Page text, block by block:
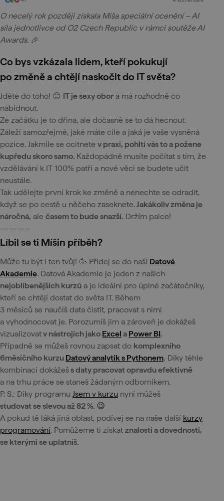
O necelý rok později získala Míša speciální ocenění – AI
síla jednotlivce od O2 Czech Republic v rámci soutěže AI
Awards. 🎉
Co bys vzkázala lidem, kteří pokukují
po změně a chtějí naskočit do IT světa?
Jděte do toho! 😊 IT je sexy obor a má rozhodně co
nabídnout.
Ze začátku je to dřina, ale dočasně se to dá hecnout.
Záleží samozřejmě, jaké máte cíle a jaká je vaše vysněná
pozice. Jakmile se ocitnete v praxi, pohltí vás to a požene
kupředu skoro samo. Každopádně musíte počítat s tím, že
vzdělávání k IT 100% patří a nové věci se budete učit
neustále.
Tak udělejte první krok ke změně a nenechte se odradit,
když se po cestě u něčeho zaseknete.Jakákoliv změna je
náročná, ale časem to bude snazší. Držím palce!
———–
Líbil se ti Míšin příběh?
Může tu být i ten tvůj! 🥳 Přidej se do naší Datové
Akademie. Datová Akademie je jeden z našich
nejoblíbenějších kurzů a je ideální pro úplné začátečníky,
kteří se chtějí dostat do světa IT. Během
3 měsíců se naučíš data čistit, pracovat s nimi
a vyhodnocovat je. Porozumíš jim a zároveň je dokážeš
vizualizovatv nástrojích jako Excel a Power BI.
Případně se můžeš rovnou zapsat do komplexního
6měsíčního kurzu Datový analytik s Pythonem. Díky téhle
kombinaci dokážešs daty pracovat opravdu efektivně
a na trhu práce se staneš žádaným odborníkem.
P. S.: Díky programu Jsem v kurzu nyní můžeš
studovat se slevou až 82 %. 😉
A pokud tě láká jiná oblast, podívej se na naše další kurzy
programování. Pomůžeme ti získat znalosti a dovednosti,
se kterými se uplatníš.